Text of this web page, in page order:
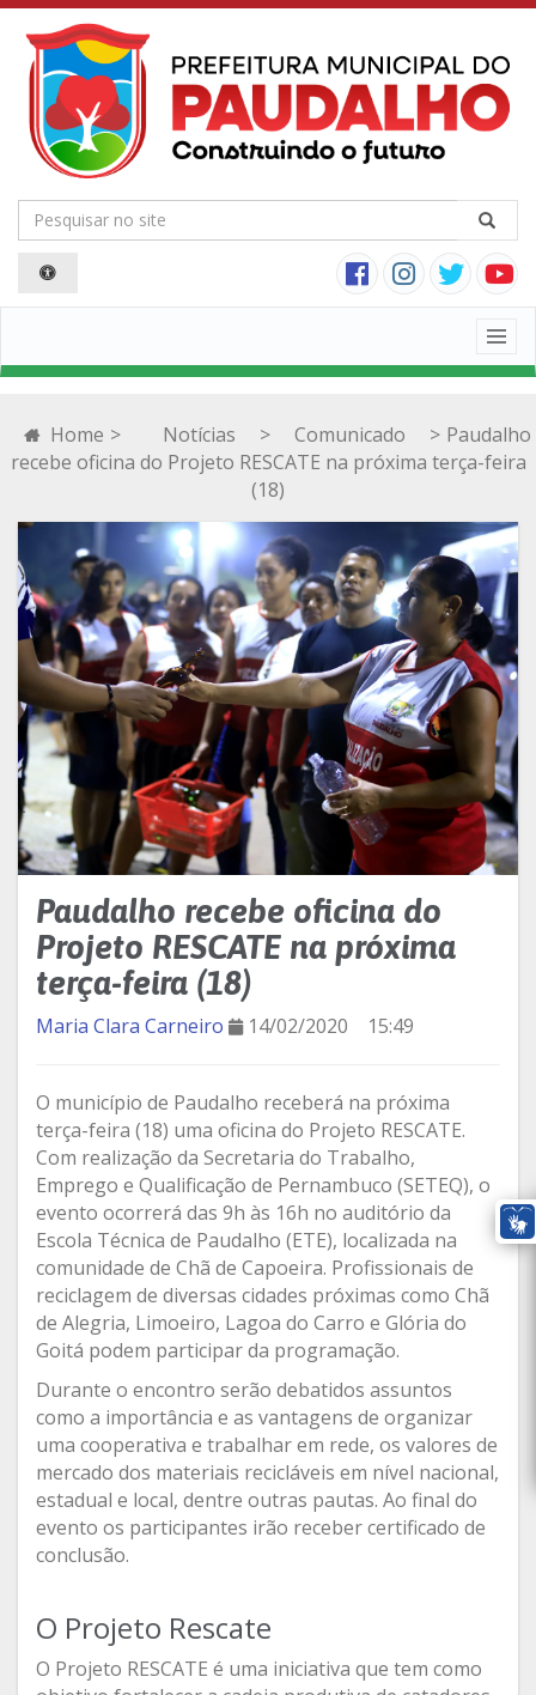
Home > Notícias > Comunicado > Paudalho
recebe oficina do Projeto RESCATE na próxima terça-feira
(18)
Paudalho recebe oficina do
Projeto RESCATE na próxima
terça-feira (18)
Maria Clara Carneiro 14/02/2020 15:49
O município de Paudalho receberá na próxima
terça-feira (18) uma oficina do Projeto RESCATE.
Com realização da Secretaria do Trabalho,
Emprego e Qualificação de Pernambuco (SETEQ), o
evento ocorrerá das 9h às 16h no auditório da
Escola Técnica de Paudalho (ETE), localizada na
comunidade de Chã de Capoeira. Profissionais de
reciclagem de diversas cidades próximas como Chã
de Alegria, Limoeiro, Lagoa do Carro e Glória do
Goitá podem participar da programação.
Durante o encontro serão debatidos assuntos
como a importância e as vantagens de organizar
uma cooperativa e trabalhar em rede, os valores de
mercado dos materiais recicláveis em nível nacional,
estadual e local, dentre outras pautas. Ao final do
evento os participantes irão receber certificado de
conclusão.
O Projeto Rescate
O Projeto RESCATE é uma iniciativa que tem como